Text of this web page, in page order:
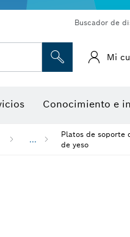
Buscador de
Mi
Conocimiento e
...
Platos de soporte
de yeso